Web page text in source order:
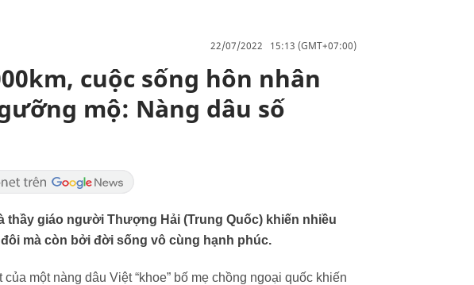
22/07/2022 15:13 (GMT+07:00)
cuộc sống hôn nhân
mộ: Nàng dâu số
giáo người Thượng Hải (Trung Quốc) khiến nhiều
mà còn bởi đời sống vô cùng hạnh phúc.
một nàng dâu Việt “khoe” bố mẹ chồng ngoại quốc khiến